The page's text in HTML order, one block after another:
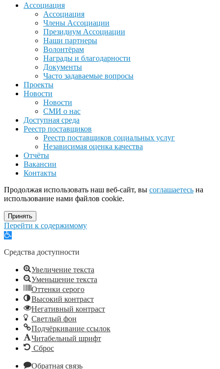
Ассоциация
Ассоциация
Члены Ассоциации
Президиум Ассоциации
Наши партнеры
Волонтёрам
Награды и благодарности
Документы
Часто задаваемые вопросы
Проекты
Новости
Новости
СМИ о нас
Доступная среда
Реестр поставщиков
Реестр поставщиков социальных услуг
Независимая оценка качества
Отчёты
Вакансии
Контакты
Продолжая использовать наш веб-сайт, вы соглашаетесь на
использование нами файлов cookie.
Принять
Перейти к содержимому
Открыть
инструментов
Средства доступности
Увеличение текста
Уменьшение текста
Оттенки серого
Высокий контраст
Негативный контраст
Светлый фон
Подчёркивание ссылок
Читабельный шрифт
Сброс
Обратная связь